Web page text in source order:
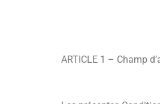
ARTICLE 1 – Champ